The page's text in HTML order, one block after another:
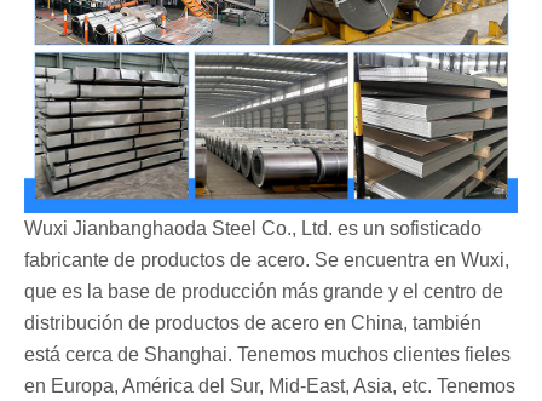
Wuxi Jianbanghaoda Steel Co., Ltd. es un sofisticado
fabricante de productos de acero. Se encuentra en Wuxi,
que es la base de producción más grande y el centro de
distribución de productos de acero en China, también
está cerca de Shanghai. Tenemos muchos clientes fieles
en Europa, América del Sur, Mid-East, Asia, etc. Tenemos